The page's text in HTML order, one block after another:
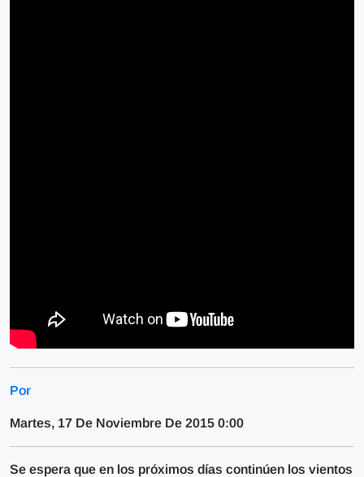
Por
Martes, 17 De Noviembre De 2015 0:00
Se espera que en los próximos días continúen los vientos